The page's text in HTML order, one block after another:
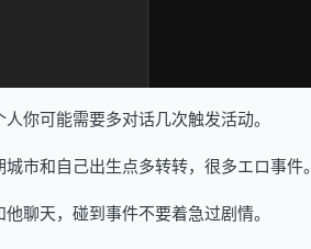
你可能需要多对话几次触发活动。
市和自己出生点多转转，很多エロ事件。
聊天，碰到事件不要着急过剧情。